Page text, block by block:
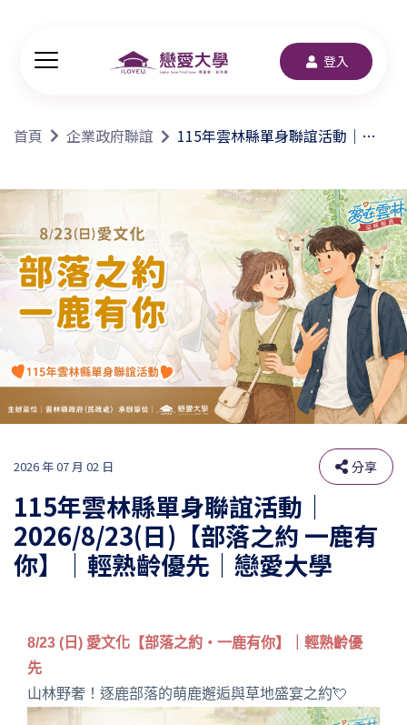
登入
首頁 企業政府聯誼
115年雲林縣單身聯誼活動｜
你】｜輕熟齡優先｜戀愛大學
2026 年 07 月 02 日 分享
115年雲林縣單身聯誼活動｜
2026/8/23(日)【部落之約 一鹿有
你】｜輕熟齡優先｜戀愛大學
8/23 (日) 愛文化【部落之約‧一鹿有你】｜輕熟齡優
先
山林野奢！逐鹿部落的萌鹿邂逅與草地盛宴之約💘